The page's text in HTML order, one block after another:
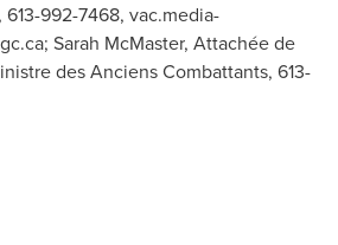
992-7468, vac.media-
; Sarah McMaster, Attachée de
des Anciens Combattants, 613-